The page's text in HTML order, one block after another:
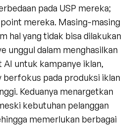
pada USP mereka;
mereka. Masing-masing
hal yang tidak bisa dilakukan
unggul dalam menghasilkan
AI untuk kampanye iklan,
berfokus pada produksi iklan
Keduanya menargetkan
kebutuhan pelanggan
memerlukan berbagai